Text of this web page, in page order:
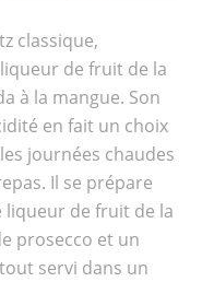
classique,
de fruit de la
à la mangue. Son
en fait un choix
journées chaudes
Il se prépare
liqueur de fruit de la
prosecco et un
servi dans un